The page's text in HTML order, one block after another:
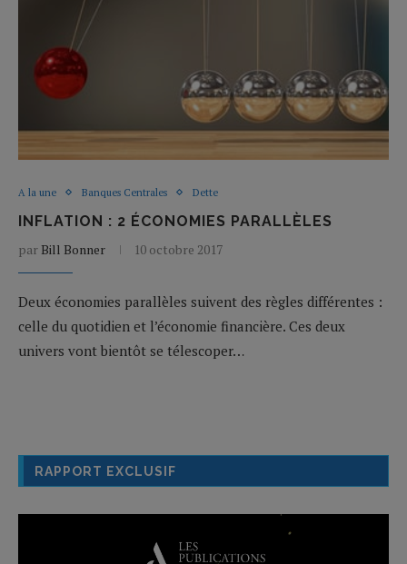
A la une Banques Centrales Dette
INFLATION : 2 ÉCONOMIES PARALLÈLES
par Bill Bonner 10 octobre 2017
Deux économies parallèles suivent des règles différentes :
celle du quotidien et l’économie financière. Ces deux
univers vont bientôt se télescoper…
RAPPORT EXCLUSIF